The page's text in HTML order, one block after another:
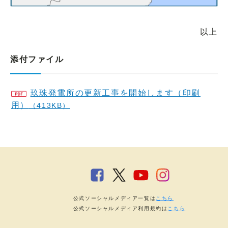
以上
添付ファイル
玖珠発電所の更新工事を開始します（印刷
用）
（413KB）
公式ソーシャルメディア一覧は こちら
公式ソーシャルメディア利用規約は こちら